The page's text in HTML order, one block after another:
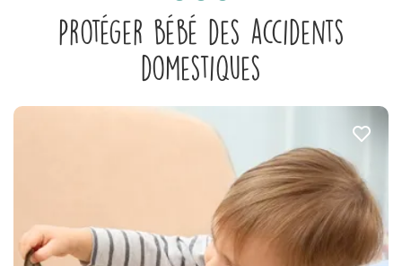
Protéger bébé des accidents
domestiques